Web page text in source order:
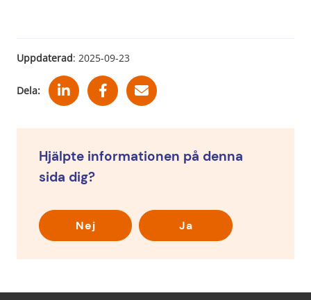
Uppdaterad: 2025-09-23
Dela:
Hjälpte informationen på denna
sida dig?
Nej Ja